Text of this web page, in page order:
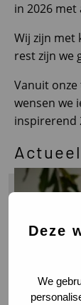
Deze
We
in 2026 met
Wij zijn met
rest zijn we
Vanuit
wensen we
inspirerend
Actueel
Lees
meer
Nieuwe
Interim
Solutions